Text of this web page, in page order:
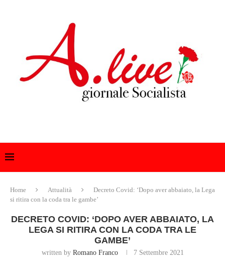
Home Attualità
Decreto Covid: ‘Dopo aver abbaiato, la Lega
si ritira con la coda tra le gambe’
DECRETO COVID: ‘DOPO AVER ABBAIATO, LA
LEGA SI RITIRA CON LA CODA TRA LE
GAMBE’
written by Romano Franco 7 Settembre 2021